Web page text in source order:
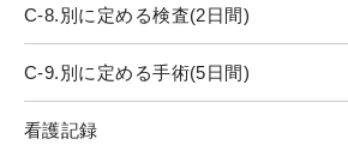
C-8.別に定める検査(2日間)
C-9.別に定める手術(5日間)
看護記録